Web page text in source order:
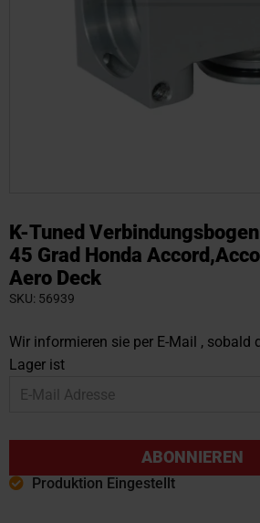
K-Tuned Verbindungsbogen
45 Grad Honda
Aero Deck
SKU 56939
Wir informieren sie per E-Mail , sobald
Lager ist
ABONNIEREN
Produktion Eingestellt
Anfang
der
Bildgalerie
springen